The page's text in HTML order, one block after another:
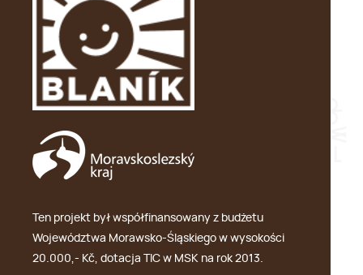
Ten projekt był współfinansowany z budżetu
Województwa Morawsko-Śląskiego w wysokości
20.000,- Kč, dotacja TIC w MSK na rok 2013.